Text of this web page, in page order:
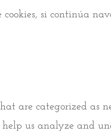
si continúa
are categorized as
us analyze and